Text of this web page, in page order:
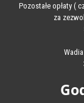
Pozostałe opłaty (
za